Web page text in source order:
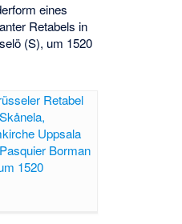
eines
Retabels in
(S), um 1520